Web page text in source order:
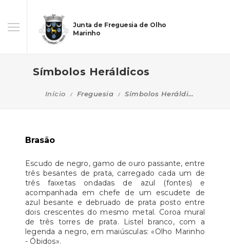
Junta de Freguesia de Olho
Marinho
Símbolos Heráldicos
Início Freguesia Símbolos Heráldicos
Brasão
Escudo de negro, gamo de ouro passante, entre
três besantes de prata, carregado cada um de
três faixetas ondadas de azul (fontes) e
acompanhada em chefe de um escudete de
azul besante e debruado de prata posto entre
dois crescentes do mesmo metal. Coroa mural
de três torres de prata. Listel branco, com a
legenda a negro, em maiúsculas: «Olho Marinho
- Óbidos».